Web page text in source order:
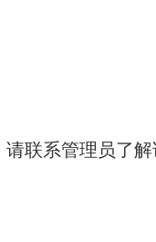
联系管理员了